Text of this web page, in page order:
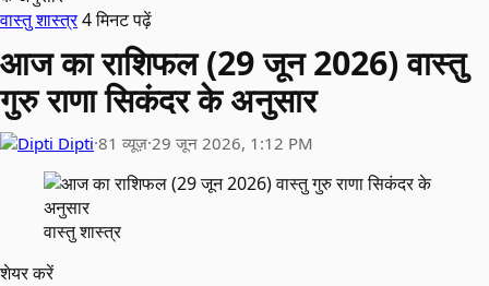
वास्तु शास्त्र4 मिनट पढ़ें
आज का राशिफल (29 जून 2026) वास्तु
गुरु राणा सिकंदर के अनुसार
Dipti·81 व्यूज़·29 जून 2026, 1:12 PM
वास्तु शास्त्र
शेयर करें